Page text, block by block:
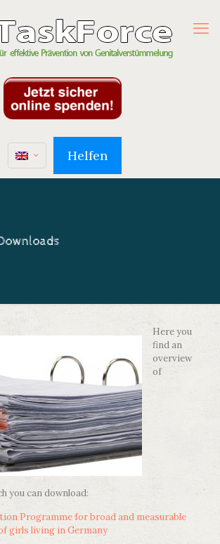
Helfen
Here you
find an
overview
of
you can download:
Programme for broad and measurable
girls living in Germany